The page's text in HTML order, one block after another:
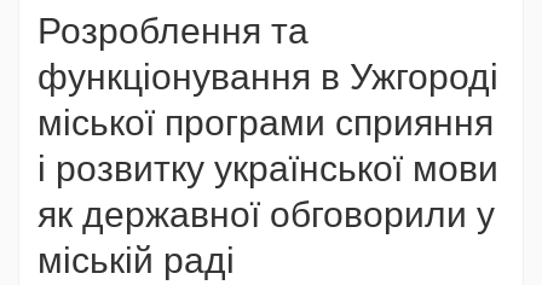
Розроблення та
функціонування в Ужгороді
міської програми сприяння
і розвитку української мови
як державної обговорили у
міській раді